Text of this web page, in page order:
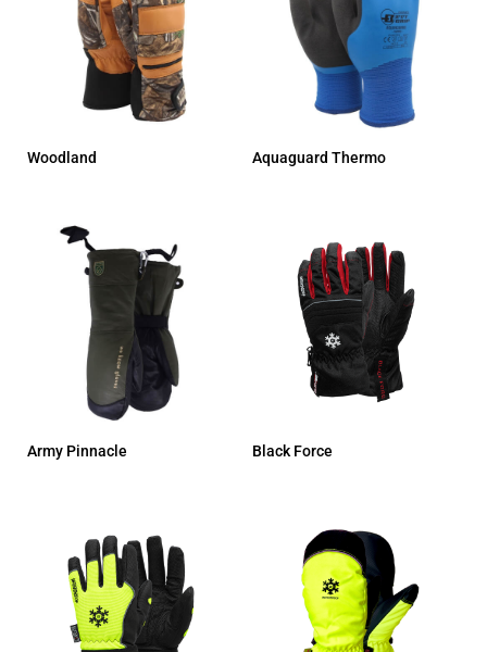
Woodland Aquaguard Thermo
Army Pinnacle Black Force